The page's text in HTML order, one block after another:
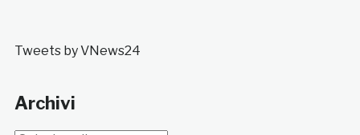
Tweets by VNews24
Archivi